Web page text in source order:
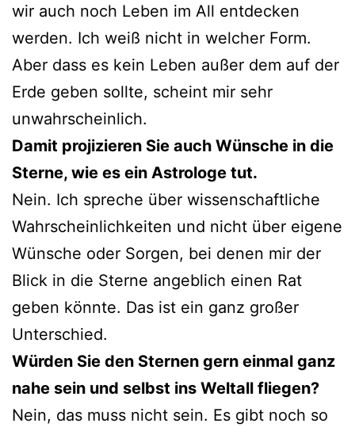
wir auch noch Leben im All entdecken
werden. Ich weiß nicht in welcher Form.
Aber dass es kein Leben außer dem auf der
Erde geben sollte, scheint mir sehr
unwahrscheinlich.
Damit projizieren Sie auch Wünsche in die
Sterne, wie es ein Astrologe tut.
Nein. Ich spreche über wissenschaftliche
Wahrscheinlichkeiten und nicht über eigene
Wünsche oder Sorgen, bei denen mir der
Blick in die Sterne angeblich einen Rat
geben könnte. Das ist ein ganz großer
Unterschied.
Würden Sie den Sternen gern einmal ganz
nahe sein und selbst ins Weltall fliegen?
Nein, das muss nicht sein. Es gibt noch so